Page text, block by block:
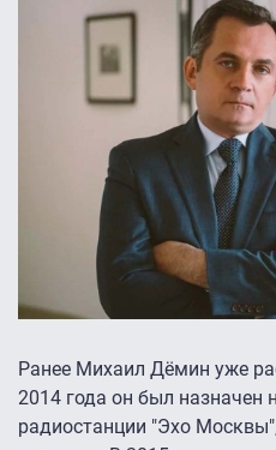
Ранее Михаил Дёмин уже
2014 года он был назначен
радиостанции "Эхо